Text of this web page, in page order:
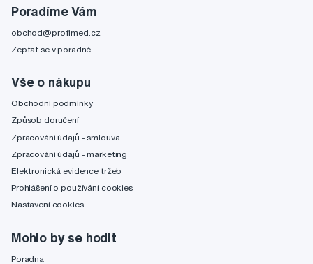
Poradíme Vám
obchod@profimed.cz
Zeptat se v poradně
Vše o nákupu
Obchodní podmínky
Způsob doručení
Zpracování údajů - smlouva
Zpracování údajů - marketing
Elektronická evidence tržeb
Prohlášení o používání cookies
Nastavení cookies
Mohlo by se hodit
Poradna